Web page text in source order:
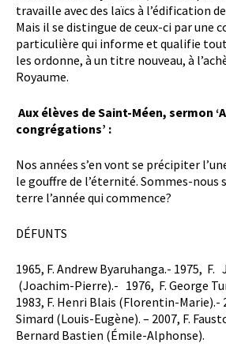
travaille avec des laïcs à l’édification
Mais il se distingue de ceux-ci par une
particulière qui informe et qualifie
les ordonne, à un titre nouveau, à
Royaume.
Aux élèves de Saint-Méen, sermon
congrégations’ :
Nos années s’en vont se précipiter
le gouffre de l’éternité. Sommes-nous
terre l’année qui commence?
DÉFUNTS
1965, F. Andrew Byaruhanga.- 1975,
(Joachim-Pierre).- 1976, F. George
1983, F. Henri Blais (Florentin-Marie).-
Simard (Louis-Eugène). – 2007, F.
Bernard Bastien (Émile-Alphonse).